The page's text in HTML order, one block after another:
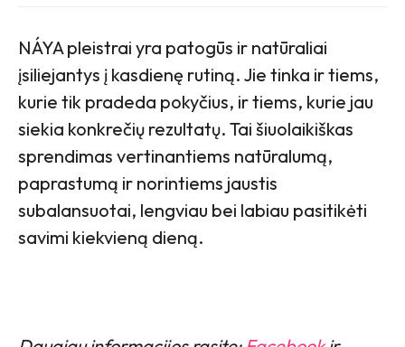
NÁYA pleistrai yra patogūs ir natūraliai
įsiliejantys į kasdienę rutiną. Jie tinka ir tiems,
kurie tik pradeda pokyčius, ir tiems, kurie jau
siekia konkrečių rezultatų. Tai šiuolaikiškas
sprendimas vertinantiems natūralumą,
paprastumą ir norintiems jaustis
subalansuotai, lengviau bei labiau pasitikėti
savimi kiekvieną dieną.